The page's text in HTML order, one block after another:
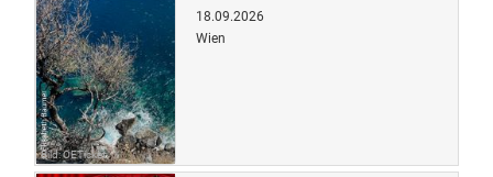
Bild: OETicket
18.09.2026
Wien